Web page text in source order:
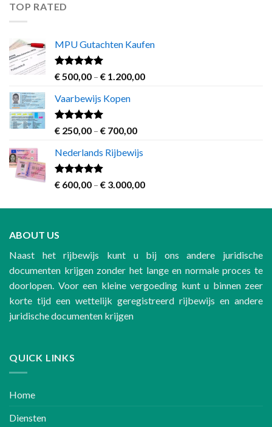
TOP RATED
MPU Gutachten Kaufen
Rated5.00
out of 5
€ 500,00 – € 1.200,00Price
Vaarbewijs Kopen
Rated4.63
out of 5
€ 250,00 – € 700,00Price
€ 250,00
€ 700,00
Nederlands Rijbewijs
Rated4.60
out of 5
€ 600,00 – € 3.000,00Price
€ 600,00
ABOUT US
Naast het rijbewijs kunt u bij ons andere juridische
documenten krijgen zonder het lange en normale proces te
doorlopen. Voor een kleine vergoeding kunt u binnen zeer
korte tijd een wettelijk geregistreerd rijbewijs en andere
juridische documenten krijgen
QUICK LINKS
Home
Diensten